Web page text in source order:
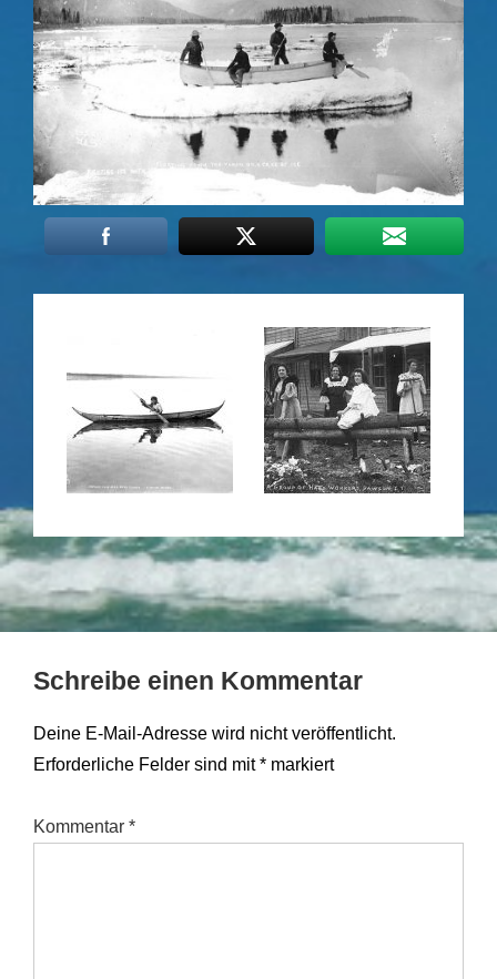
Schreibe einen Kommentar
Deine E-Mail-Adresse wird nicht veröffentlicht.
Erforderliche Felder sind mit* markiert
Kommentar *